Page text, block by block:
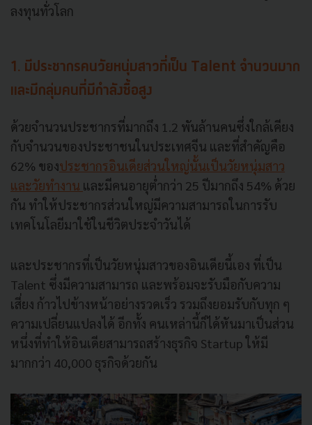
ลงทุนทั่วโลก
1. มีประชากรคนวัยหนุ่มสาวที่เป็น Talent จำนวนมาก
และมีกลุ่มคนที่มีกำลังซื้อสูง
ด้วยจำนวนประชากรที่มากถึง 1.2 พันล้านคนซึ่งใกล้เคียง
กับจำนวนของประชาชนในประเทศจีน และที่สำคัญคือ
62% ของประชากรอินเดียส่วนใหญ่นั้นเป็นวัยหนุ่มสาว
และวัยทำงาน และมีคนอายุต่ำกว่า 25 ปีมากถึง 54% ด้วย
กัน ทำให้ประชากรส่วนใหญ่มีความสามารถในการรับ
เทคโนโลยีมาใช้ในชีวิตประจำวันได้
และประชากรที่เป็นวัยหนุ่มสาวของอินเดียนี้เอง ที่เป็น
Talent ซึ่งมีความสามารถ และพร้อมจะรับมือกับความ
เสี่ยง ก้าวไปข้างหน้าอย่างรวดเร็ว รวมถึงยอมรับกับทุก ๆ
ความเปลี่ยนแปลงได้ อีกทั้ง คนเหล่านี้ก็ได้หันมาเป็นส่วน
หนึ่งที่ทำให้อินเดียสามารถสร้างธุรกิจ Startup ให้มี
มากกว่า 40,000 ธุรกิจด้วยกัน